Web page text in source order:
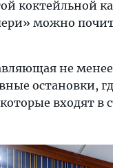
коктейльной
можно
не
остановки,
входят в